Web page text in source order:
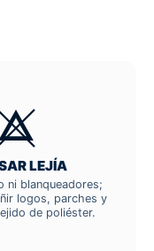
LEJÍA
ni blanqueadores;
logos, parches y
de poliéster.